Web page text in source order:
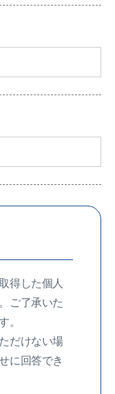
得した個人
ご了承いた
。
だけない場
に回答でき